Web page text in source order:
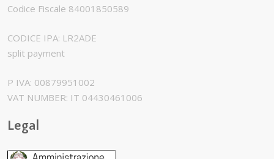
Codice Fiscale 84001850589
CODICE IPA: LR2ADE
split payment
P IVA: 00879951002
VAT NUMBER: IT 04430461006
Legal